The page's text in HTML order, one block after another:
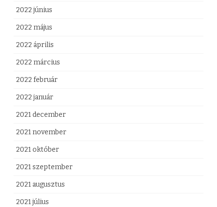
2022 június
2022 május
2022 április
2022 március
2022 február
2022 január
2021 december
2021 november
2021 október
2021 szeptember
2021 augusztus
2021 július